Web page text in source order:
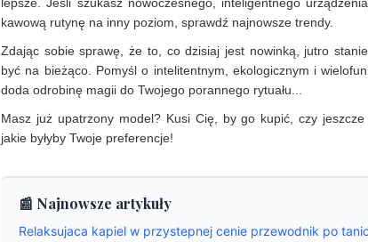
kawową rutynę na inny poziom, sprawdź najnowsze trendy.
Zdając sobie sprawę, że to, co dzisiaj jest nowinką, jutro
być na bieżąco. Pomyśl o intelitentnym, ekologicznym i
doda odrobinę magii do Twojego porannego rytuału...
Masz już upatrzony model? Kusi Cię, by go kupić, czy jeszcze
jakie byłyby Twoje preferencje!
📰 Najnowsze artykuły
Relaksujaca kapiel w przystepnej cenie przewodnik po